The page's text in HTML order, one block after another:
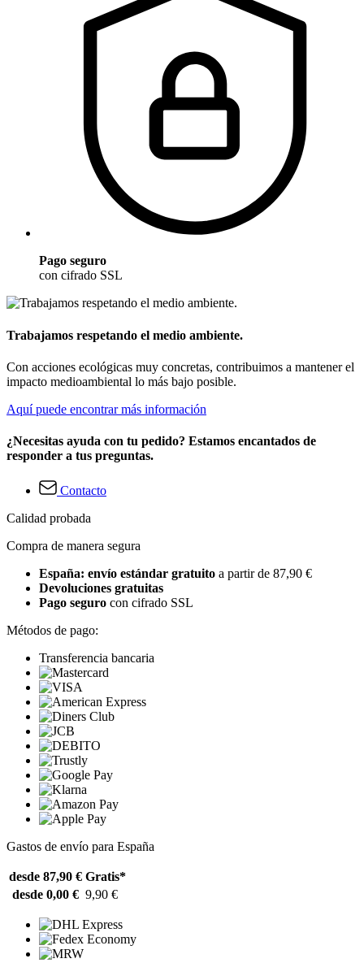
Pago seguro
con cifrado SSL
Trabajamos respetando el medio ambiente.
Con acciones ecológicas muy concretas, contribuimos a mantener el
impacto medioambiental lo más bajo posible.
Aquí puede encontrar más información
¿Necesitas ayuda con tu pedido? Estamos encantados de
responder a tus preguntas.
Contacto
Calidad probada
Compra de manera segura
España: envío estándar gratuito a partir de 87,90 €
Devoluciones gratuitas
Pago seguro con cifrado SSL
Métodos de pago:
Transferencia bancaria
Gastos de envío para España
desde 87,90 € Gratis*
desde 0,00 € 9,90 €